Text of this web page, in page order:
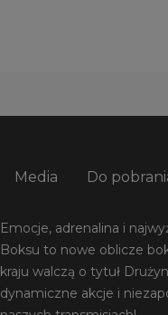
Media Do
Emocje, adrenalina i
Boksu to nowe oblicze
kraju walczą o tytuł
dynamiczne akcje i